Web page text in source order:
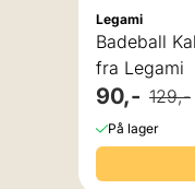
Legami
Badeball
fra Legami
90,- 129,-
På lager